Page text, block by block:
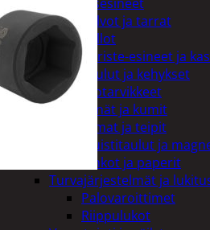
Kalvot ja tarrat
Kellot
Koriste-esineet ja
Taulut ja kehykset
Toimistotarvikkeet
Kynät ja kumit
Liimat ja teipit
Muistitaulut ja
Vihkot ja paperit
Turvajärjestelmät ja
Palovaroittimet
Riippulukot